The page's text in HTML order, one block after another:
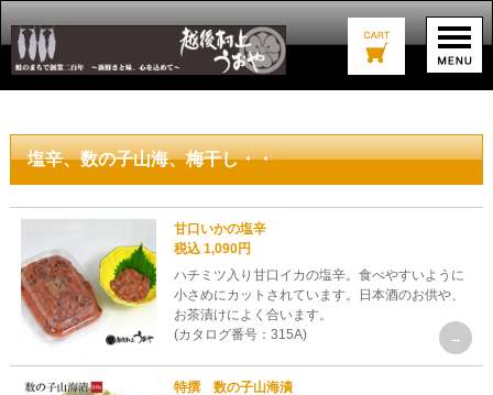
塩辛、数の子山海、梅干し・・
甘口いかの塩辛
税込 1,090円
ハチミツ入り甘口イカの塩辛。食べやすいように
小さめにカットされています。日本酒のお供や、
お茶漬けによく合います。
(カタログ番号：315A)
特撰 数の子山海漬